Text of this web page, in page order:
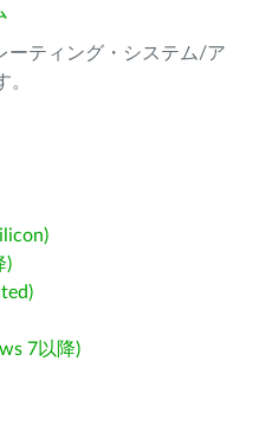
ーティング・システム/ア
。
)
7以降)